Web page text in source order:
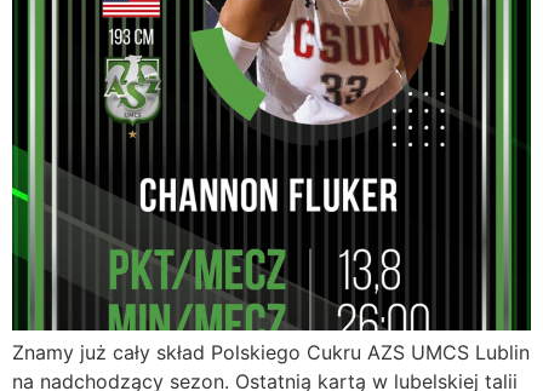
Znamy już cały skład Polskiego Cukru AZS UMCS Lublin
na nadchodzący sezon. Ostatnią kartą w lubelskiej talii